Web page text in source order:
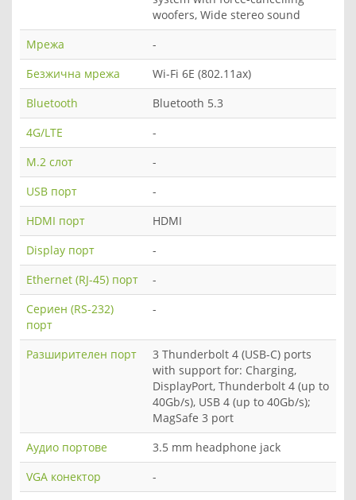
woofers, Wide stereo sound
Мрежа
-
Безжична мрежа
Wi-Fi 6E (802.11ax)
Bluetooth
Bluetooth 5.3
4G/LTE
-
M.2 слот
-
USB порт
-
HDMI порт
HDMI
Display порт
-
Ethernet (RJ-45) порт
-
Сериен (RS-232)
порт
-
Разширителен порт
3 Thunderbolt 4 (USB-C) ports
with support for: Charging,
DisplayPort, Thunderbolt 4 (up to
40Gb/s), USB 4 (up to 40Gb/s);
MagSafe 3 port
Аудио портове
3.5 mm headphone jack
VGA конектор
-